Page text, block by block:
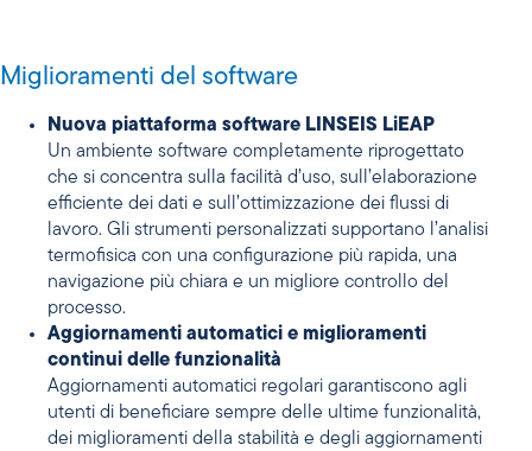
Miglioramenti del software
Nuova piattaforma software LINSEIS LiEAP
Un ambiente software completamente riprogettato
che si concentra sulla facilità d’uso, sull’elaborazione
efficiente dei dati e sull’ottimizzazione dei flussi di
lavoro. Gli strumenti personalizzati supportano l’analisi
termofisica con una configurazione più rapida, una
navigazione più chiara e un migliore controllo del
processo.
Aggiornamenti automatici e miglioramenti
continui delle funzionalità
Aggiornamenti automatici regolari garantiscono agli
utenti di beneficiare sempre delle ultime funzionalità,
dei miglioramenti della stabilità e degli aggiornamenti